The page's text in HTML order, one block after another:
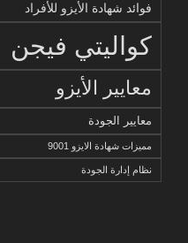
فوائد شهادة الأيزو للأفراد
كواليتي فيجن
معايير الأيزو
معايير الجودة
مميزات شهادة الايزو 9001
نظام إدارة الجودة